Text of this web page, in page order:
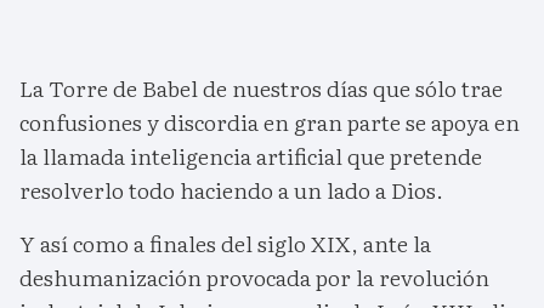
La Torre de Babel de nuestros días que sólo trae
confusiones y discordia en gran parte se apoya en
la llamada inteligencia artificial que pretende
resolverlo todo haciendo a un lado a Dios.
Y así como a finales del siglo XIX, ante la
deshumanización provocada por la revolución